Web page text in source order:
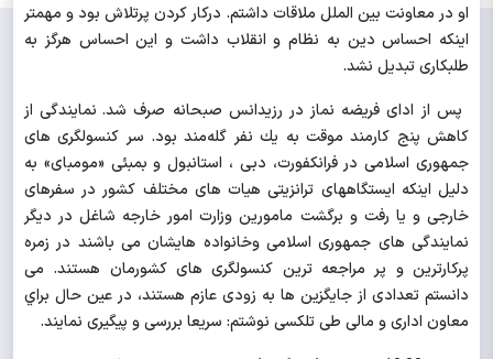
او در معاونت بین الملل ملاقات داشتم. درکار کردن پرتلاش بود و مهمتر
اینکه احساس دین به نظام و انقلاب داشت و این احساس هرگز به
طلبکاری تبدیل نشد.
پس از ادای فریضه نماز در رزيدانس صبحانه صرف شد. نمایندگی از
کاهش پنج كارمند موقت به يك نفر گله‌مند بود. سر کنسولگری های
جمهوری اسلامی در فرانکفورت، دبی ، استانبول و بمبئی «مومبای» به
دلیل اینکه ایستگاههای ترانزیتی هیات های مختلف کشور در سفرهای
خارجی و یا رفت و برگشت مامورین وزارت امور خارجه شاغل در دیگر
نمایندگی های جمهوری اسلامی وخانواده هایشان می باشند در زمره
پرکارترین و پر مراجعه ترین کنسولگری های کشورمان هستند. می
دانستم تعدادی از جایگزین ها به زودی عازم هستند، در عین حال براي
معاون اداری و مالی طی تلکسی نوشتم: سریعا بررسی و پیگیری نمایند.